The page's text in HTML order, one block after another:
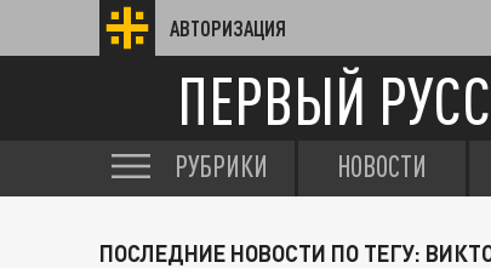
АВТОРИЗАЦИЯ
ПЕРВЫЙ
РУБРИКИ НОВОСТИ
ПОСЛЕДНИЕ НОВОСТИ ПО ТЕГУ: